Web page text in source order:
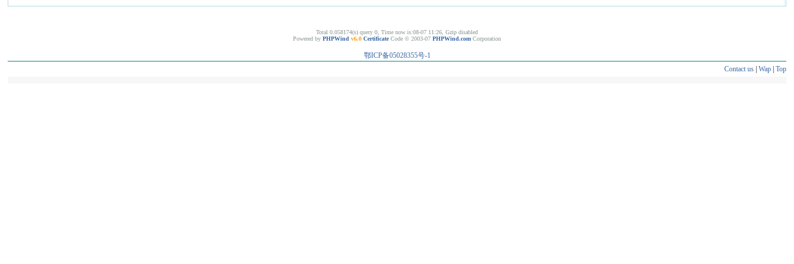
Total 0.058174(s) query 0, Time now is:08-07 11:26, Gzip disabled
Powered by PHPWind v6.0 Certificate Code © 2003-07 PHPWind.com Corporation
鄂ICP备05028355号-1
Contact us| Wap| Top